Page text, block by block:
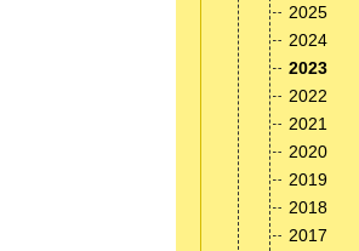
2025
2024
2023
2022
2021
2020
2019
2018
2017